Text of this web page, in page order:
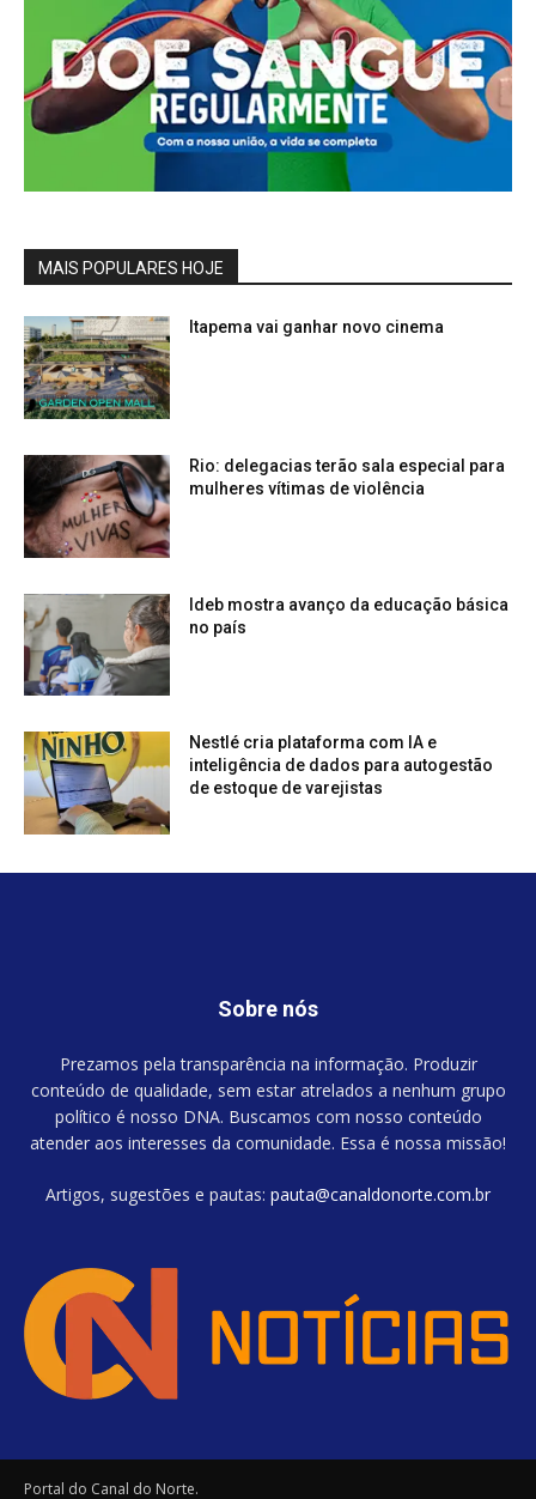
MAIS POPULARES HOJE
Itapema vai ganhar novo cinema
Rio: delegacias terão sala especial para
mulheres vítimas de violência
Ideb mostra avanço da educação básica
no país
Nestlé cria plataforma com IA e
inteligência de dados para autogestão
de estoque de varejistas
Sobre nós
Prezamos pela transparência na informação. Produzir
conteúdo de qualidade, sem estar atrelados a nenhum grupo
político é nosso DNA. Buscamos com nosso conteúdo
atender aos interesses da comunidade. Essa é nossa missão!
Artigos, sugestões e pautas: pauta@canaldonorte.com.br
Portal do Canal do Norte.